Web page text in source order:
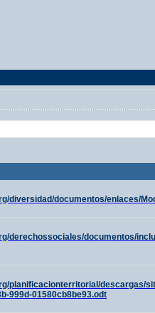
diversidad/documentos/enlaces/
derechossociales/documentos/
planificacionterritorial/descargas/
999d-01580cb8be93.odt